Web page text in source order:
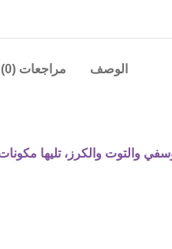
الوصف مراجعات (0)
والتوت والكرز، تليها